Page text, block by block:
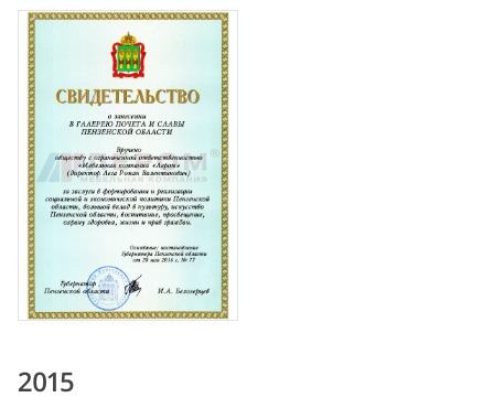
2015